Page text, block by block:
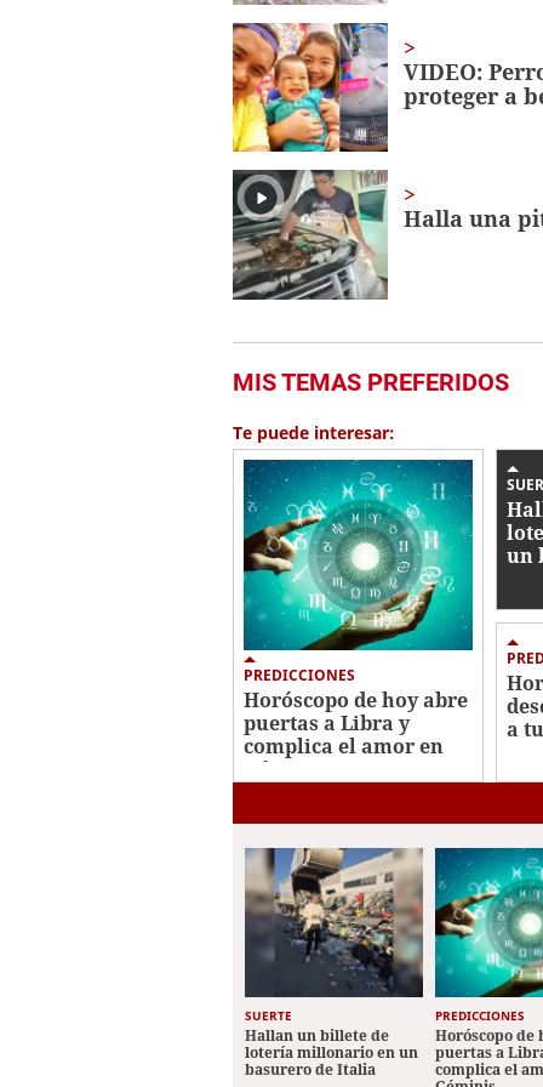
VIDEO:
proteger a
Halla una
MIS TEMAS PREFERIDOS
Te puede interesar:
PREDICCIONES
Horóscopo de hoy abre
puertas a Libra y
complica el amor en
Géminis
un
a
SUERTE
Hallan un billete de
lotería millonario en un
basurero de Italia
PREDICCIONES
Horóscopo de
puertas a
complica el